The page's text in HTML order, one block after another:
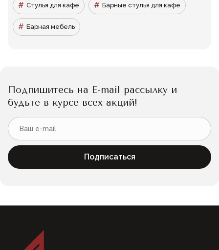
Стулья для кафе Барные стулья для кафе
Барная мебель
Подпишитесь на E-mail рассылку и
будьте в курсе всех акций!
Подписаться